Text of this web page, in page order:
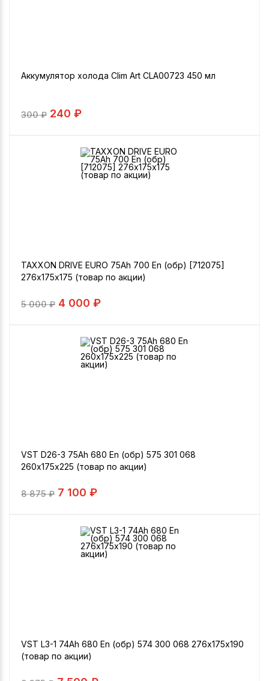
Аккумулятор холода Clim Art CLA00723 450 мл
300₽ 240 ₽
TAXXON DRIVE EURO 75Ah 700 En (обр) [712075]
276х175х175 (товар по акции)
5 000₽ 4 000 ₽
VST D26-3 75Ah 680 En (обр) 575 301 068
260х175х225 (товар по акции)
8 875₽ 7 100 ₽
VST L3-1 74Ah 680 En (обр) 574 300 068 276х175х190
(товар по акции)